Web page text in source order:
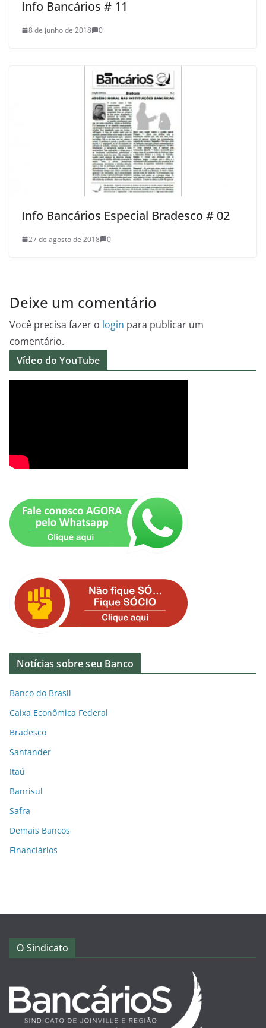
Info Bancários # 11
8 de junho de 2018 0
Info Bancários Especial Bradesco # 02
27 de agosto de 2018 0
Deixe um comentário
Você precisa fazer o login para publicar um
comentário.
Vídeo do YouTube
Notícias sobre seu Banco
Banco do Brasil
Caixa Econômica Federal
Bradesco
Santander
Itaú
Banrisul
Safra
Demais Bancos
Financiários
O Sindicato